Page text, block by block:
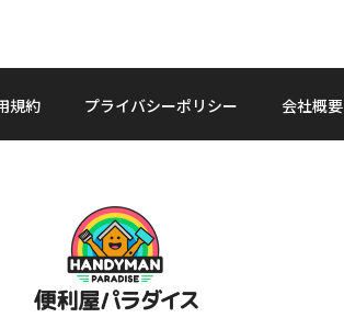
規約 プライバシーポリシー 会社概要